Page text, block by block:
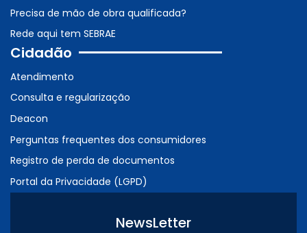
Precisa de mão de obra qualificada?
Rede aqui tem SEBRAE
Cidadão
Atendimento
Consulta e regularização
Deacon
Perguntas frequentes dos consumidores
Registro de perda de documentos
Portal da Privacidade (LGPD)
NewsLetter